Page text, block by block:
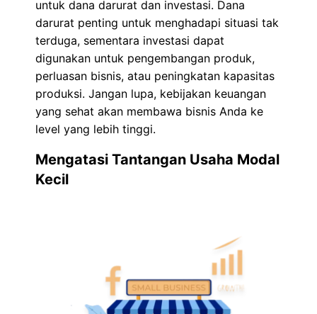
untuk dana darurat dan investasi. Dana
darurat penting untuk menghadapi situasi tak
terduga, sementara investasi dapat
digunakan untuk pengembangan produk,
perluasan bisnis, atau peningkatan kapasitas
produksi. Jangan lupa, kebijakan keuangan
yang sehat akan membawa bisnis Anda ke
level yang lebih tinggi.
Mengatasi Tantangan Usaha Modal
Kecil